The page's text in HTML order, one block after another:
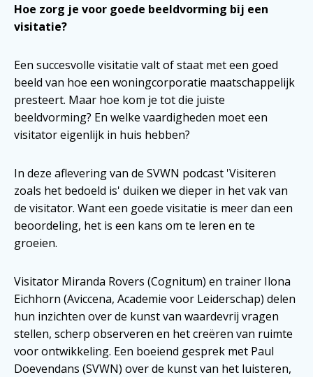
Hoe zorg je voor goede beeldvorming bij een
visitatie?
Een succesvolle visitatie valt of staat met een goed
beeld van hoe een woningcorporatie maatschappelijk
presteert. Maar hoe kom je tot die juiste
beeldvorming? En welke vaardigheden moet een
visitator eigenlijk in huis hebben?
In deze aflevering van de SVWN podcast 'Visiteren
zoals het bedoeld is' duiken we dieper in het vak van
de visitator. Want een goede visitatie is meer dan een
beoordeling, het is een kans om te leren en te
groeien.
Visitator Miranda Rovers (Cognitum) en trainer Ilona
Eichhorn (Aviccena, Academie voor Leiderschap) delen
hun inzichten over de kunst van waardevrij vragen
stellen, scherp observeren en het creëren van ruimte
voor ontwikkeling. Een boeiend gesprek met Paul
Doevendans (SVWN) over de kunst van het luisteren,